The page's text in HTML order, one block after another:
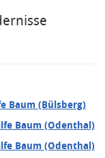
Baum (Bülsberg)
Baum (Odenthal)
Baum (Odenthal)